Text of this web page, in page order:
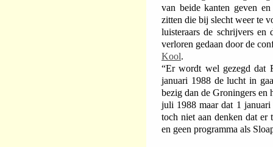
van beide kanten geven
zitten die bij slecht weer te
luisteraars de schrijvers
verloren gedaan door de
Kool.
“Er wordt wel gezegd dat
januari 1988 de lucht in
bezig dan de Groningers en
juli 1988 maar dat 1
toch niet aan denken dat
en geen programma als